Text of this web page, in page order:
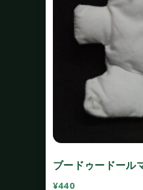
ブードゥードール
¥440